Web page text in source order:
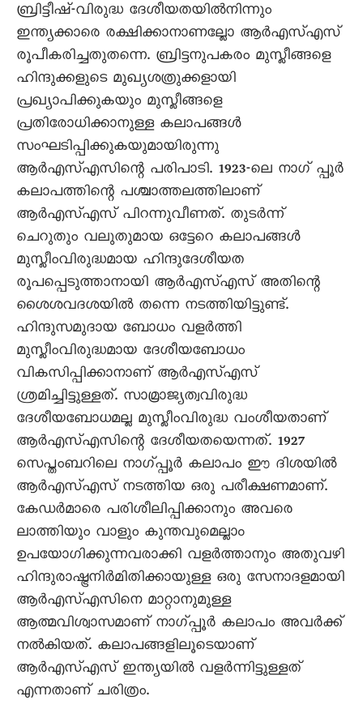
ബ്രിട്ടീഷ്-വിരുദ്ധ ദേശീയതയിൽനിന്നും
ഇന്ത്യക്കാരെ രക്ഷിക്കാനാണല്ലോ ആർഎസ്എസ്
രൂപീകരിച്ചതുതന്നെ. ബ്രിട്ടനുപകരം മുസ്ലീങ്ങളെ
ഹിന്ദുക്കളുടെ മുഖ്യശത്രുക്കളായി
പ്രഖ്യാപിക്കുകയും മുസ്ലീങ്ങളെ
പ്രതിരോധിക്കാനുള്ള കലാപങ്ങൾ
സംഘടിപ്പിക്കുകയുമായിരുന്നു
ആർഎസ്എസിന്റെ പരിപാടി. 1923-ലെ നാഗ് പ്പൂർ
കലാപത്തിന്റെ പശ്ചാത്തലത്തിലാണ്
ആർഎസ്എസ് പിറന്നുവീണത്. തുടർന്ന്
ചെറുതും വലുതുമായ ഒട്ടേറെ കലാപങ്ങൾ
മുസ്ലീംവിരുദ്ധമായ ഹിന്ദുദേശീയത
രൂപപ്പെടുത്താനായി ആർഎസ്എസ് അതിന്റെ
ശൈശവദശയിൽ തന്നെ നടത്തിയിട്ടുണ്ട്.
ഹിന്ദുസമുദായ ബോധം വളർത്തി
മുസ്ലീംവിരുദ്ധമായ ദേശീയബോധം
വികസിപ്പിക്കാനാണ് ആർഎസ്എസ്
ശ്രമിച്ചിട്ടുള്ളത്. സാമ്രാജ്യത്വവിരുദ്ധ
ദേശീയബോധമല്ല മുസ്ലീംവിരുദ്ധ വംശീയതാണ്
ആർഎസ്എസിന്റെ ദേശീയതയെന്നത്. 1927
സെപ്തംബറിലെ നാഗ്പ്പൂർ കലാപം ഈ ദിശയിൽ
ആർഎസ്എസ് നടത്തിയ ഒരു പരീക്ഷണമാണ്.
കേഡർമാരെ പരിശീലിപ്പിക്കാനും അവരെ
ലാത്തിയും വാളും കുന്തവുമെല്ലാം
ഉപയോഗിക്കുന്നവരാക്കി വളർത്താനും അതുവഴി
ഹിന്ദുരാഷ്ട്രനിർമിതിക്കായുള്ള ഒരു സേനാദളമായി
ആർഎസ്എസിനെ മാറ്റാനുമുള്ള
ആത്മവിശ്വാസമാണ് നാഗ്പ്പൂർ കലാപം അവർക്ക്
നൽകിയത്. കലാപങ്ങളിലൂടെയാണ്
ആർഎസ്എസ് ഇന്ത്യയിൽ വളർന്നിട്ടുള്ളത്
എന്നതാണ് ചരിത്രം.